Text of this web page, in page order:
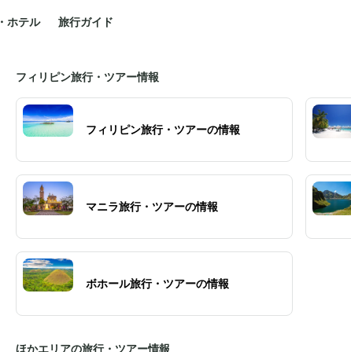
ホテル 旅行ガイド
フィリピン旅行・ツアー情報
フィリピン旅行・ツアーの情報
マニラ旅行・ツアーの情報
ボホール旅行・ツアーの情報
ほかエリアの旅行・ツアー情報